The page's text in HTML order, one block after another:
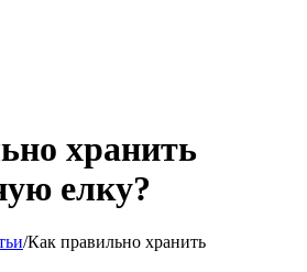
хранить
елку?
/Как правильно хранить